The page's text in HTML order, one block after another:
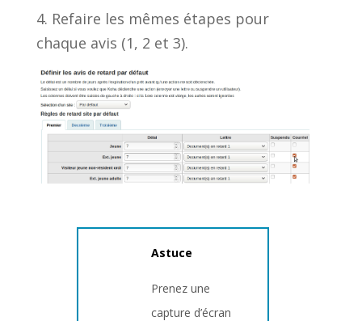
4. Refaire les mêmes étapes pour
chaque avis (1, 2 et 3).
Astuce
Prenez une
capture d’écran